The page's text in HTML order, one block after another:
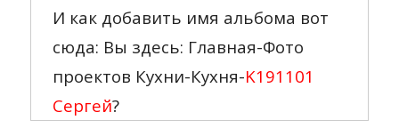
И как добавить имя альбома вот
сюда: Вы здесь: Главная-Фото
проектов Кухни-Кухня-K191101
Сергей?